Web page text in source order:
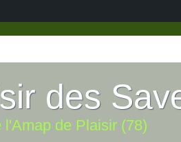
des
l'Amap de Plaisir (78)